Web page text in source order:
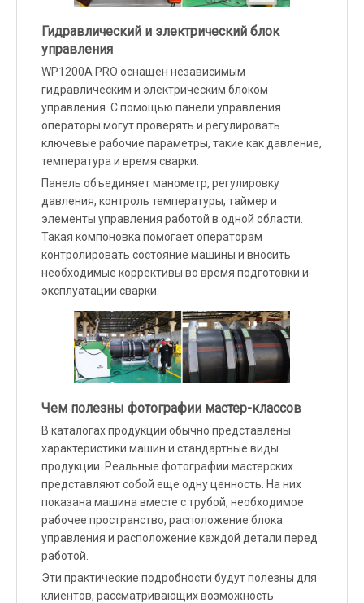
Гидравлический и электрический блок
управления
WP1200A PRO оснащен независимым
гидравлическим и электрическим блоком
управления. С помощью панели управления
операторы могут проверять и регулировать
ключевые рабочие параметры, такие как давление,
температура и время сварки.
Панель объединяет манометр, регулировку
давления, контроль температуры, таймер и
элементы управления работой в одной области.
Такая компоновка помогает операторам
контролировать состояние машины и вносить
необходимые коррективы во время подготовки и
эксплуатации сварки.
Чем полезны фотографии мастер-классов
В каталогах продукции обычно представлены
характеристики машин и стандартные виды
продукции. Реальные фотографии мастерских
представляют собой еще одну ценность. На них
показана машина вместе с трубой, необходимое
рабочее пространство, расположение блока
управления и расположение каждой детали перед
работой.
Эти практические подробности будут полезны для
клиентов, рассматривающих возможность